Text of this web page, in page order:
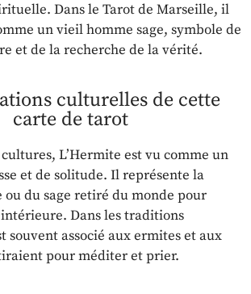
Dans le Tarot de Marseille, il
un vieil homme sage, symbole de
et de la recherche de la vérité.
culturelles de cette
carte de tarot
L’Hermite est vu comme un
et de solitude. Il représente la
ou du sage retiré du monde pour
Dans les traditions
souvent associé aux ermites et aux
pour méditer et prier.